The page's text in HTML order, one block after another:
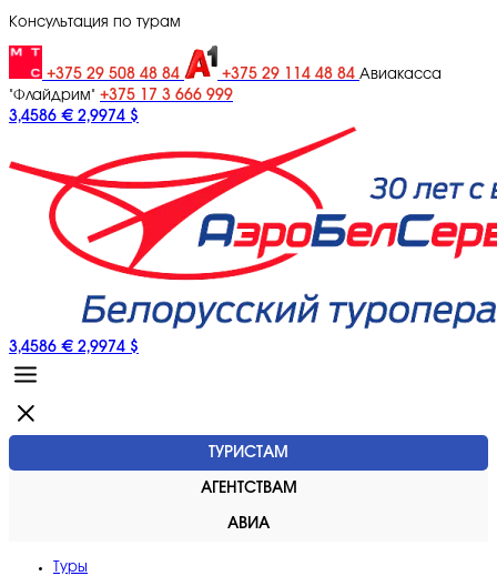
Консультация по турам
+375 29 508 48 84 +375 29 114 48 84 Авиакасса
"Флайдрим" +375 17 3 666 999
3,4586 € 2,9974 $
3,4586 € 2,9974 $
ТУРИСТАМ
АГЕНТСТВАМ
АВИА
Туры